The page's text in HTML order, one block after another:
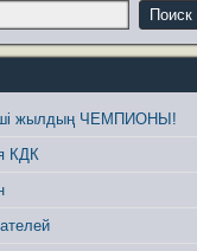
жылдың ЧЕМПИОНЫ!
КДК